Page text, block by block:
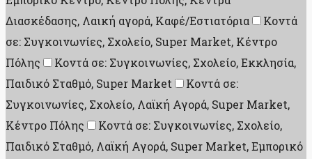
Διασκέδασης, Λαική αγορά, Καφέ/Εστιατόρια
Κοντά
σε: Συγκοινωνίες, Σχολείο, Super Market, Κέντρο
Πόλης
Κοντά σε: Συγκοινωνίες, Σχολείο, Εκκλησία,
Παιδικό Σταθμό, Super Market
Κοντά σε:
Συγκοινωνίες, Σχολείο, Λαϊκή Αγορά, Super Market,
Κέντρο Πόλης
Κοντά σε: Συγκοινωνίες, Σχολείο,
Παιδικό Σταθμό, Λαϊκή Αγορά, Super Market, Εμπορικό